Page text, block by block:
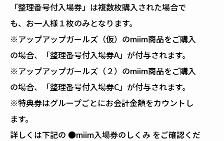
「整理番号付入場券」は複数枚購入された場合で
も、お一人様１枚のみとなります。
※アップアップガールズ（仮）のmiim商品をご購入
の場合、「整理番号付入場券A」が付与されます。
※アップアップガールズ（２）のmiim商品をご購入
の場合、「整理番号付入場券C」が付与されます。
※特典券はグループごとにお会計金額をカウントし
ます。
詳しくは下記の ●miim入場券のしくみ をご確認くだ